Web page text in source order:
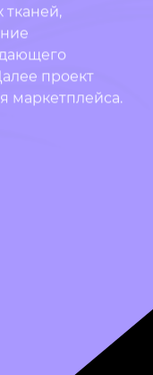
тканей,
проект
маркетплейса.